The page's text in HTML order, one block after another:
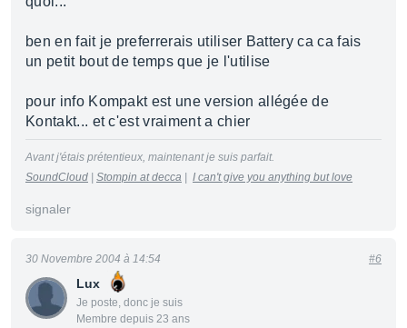
ben en fait je preferrerais utiliser Battery ca ca fais
un petit bout de temps que je l'utilise
pour info Kompakt est une version allégée de
Kontakt... et c'est vraiment a chier
Avant j'étais prétentieux, maintenant je suis parfait.
SoundCloud
Stompin at decca I can't give you anything but love
signaler
Lux
Je poste, donc je suis
Membre depuis 23 ans
30 Novembre 2004 à 14:54 #6